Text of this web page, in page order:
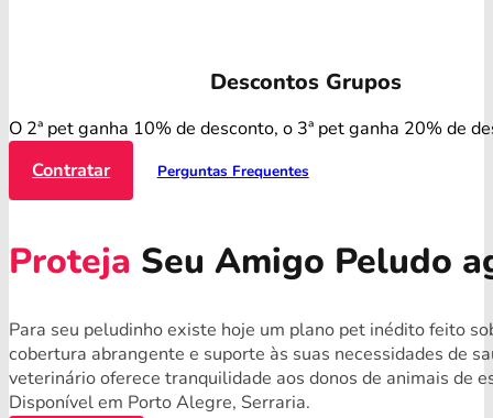
Descontos Grupos
O 2ª pet ganha 10% de desconto, o 3ª pet ganha 20% de
Contratar
Perguntas Frequentes
Proteja Seu Amigo Peludo
Para seu peludinho existe hoje um plano pet inédito feito
cobertura abrangente e suporte às suas necessidades de
veterinário oferece tranquilidade aos donos de animais de
Disponível em Porto Alegre, Serraria.